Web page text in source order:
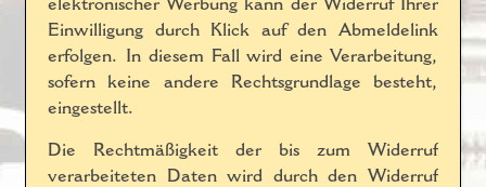
elektronischer Werbung kann der Widerruf Ihrer
Einwilligung durch Klick auf den Abmeldelink
erfolgen. In diesem Fall wird eine Verarbeitung,
sofern keine andere Rechtsgrundlage besteht,
eingestellt.
Die Rechtmäßigkeit der bis zum Widerruf
verarbeiteten Daten wird durch den Widerruf